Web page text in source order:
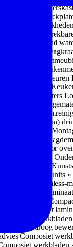
»
» Hoekkast
» Met
» Kokend
»
» Lichtkleuren
plintheaters
»
voor (schoon)
en deuren
»
» Kabels voor
»
Spoelunits »
Spoelunits
Spoelunits » Rimless-
Compact
werkbladen
Compact
laminaat
je bij het droog
Composiet
werkbladen